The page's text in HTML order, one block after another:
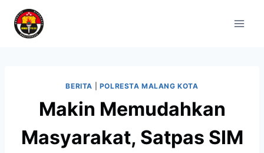
BERITA POLRESTA MALANG KOTA
Makin Memudahkan
Masyarakat, Satpas SIM